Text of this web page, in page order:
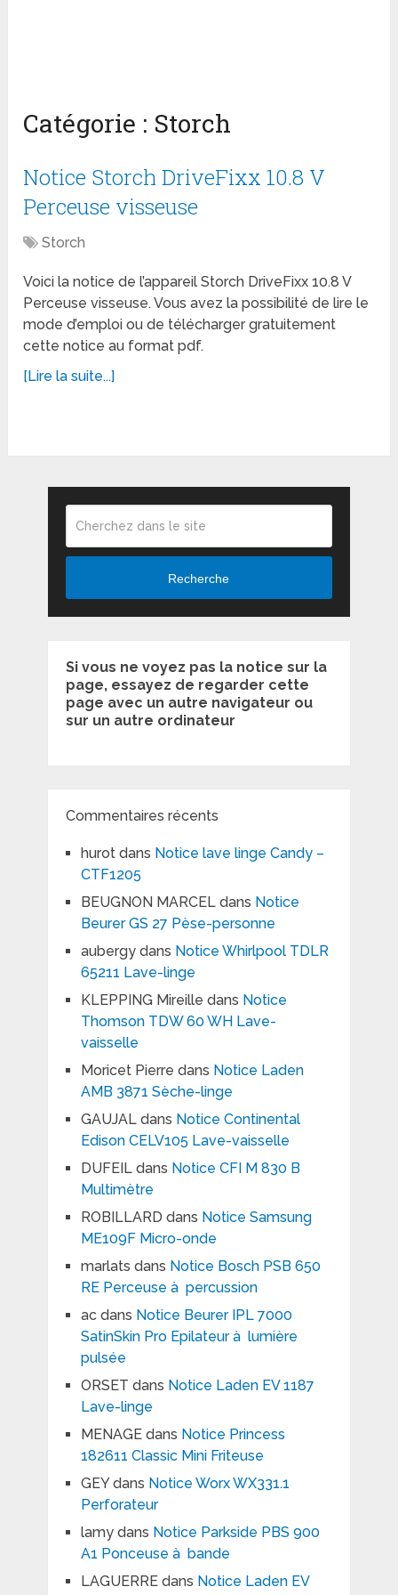
Catégorie : Storch
Notice Storch DriveFixx 10.8 V
Perceuse visseuse
Storch
Voici la notice de l’appareil Storch DriveFixx 10.8 V
Perceuse visseuse. Vous avez la possibilité de lire le
mode d’emploi ou de télécharger gratuitement
cette notice au format pdf.
[Lire la suite...]
Recherche
Si vous ne voyez pas la notice sur la
page, essayez de regarder cette
page avec un autre navigateur ou
sur un autre ordinateur
Commentaires récents
hurotdans Notice lave linge Candy –
CTF1205
BEUGNON MARCELdans Notice
Beurer GS 27 Pèse-personne
aubergydans Notice Whirlpool TDLR
65211 Lave-linge
KLEPPING Mireille dans Notice
Thomson TDW 60 WH Lave-
vaisselle
Moricet Pierre dans Notice Laden
AMB 3871 Sèche-linge
GAUJALdans Notice Continental
Edison CELV105 Lave-vaisselle
DUFEILdans Notice CFI M 830 B
Multimètre
ROBILLARD dans Notice Samsung
ME109F Micro-onde
marlats dans Notice Bosch PSB 650
RE Perceuse à percussion
acdans Notice Beurer IPL 7000
SatinSkin Pro Epilateur à lumière
pulsée
ORSET dans Notice Laden EV 1187
Lave-linge
MENAGEdans Notice Princess
182611 Classic Mini Friteuse
GEYdans Notice Worx WX331.1
Perforateur
lamydans Notice Parkside PBS 900
A1 Ponceuse à bande
LAGUERREdans Notice Laden EV